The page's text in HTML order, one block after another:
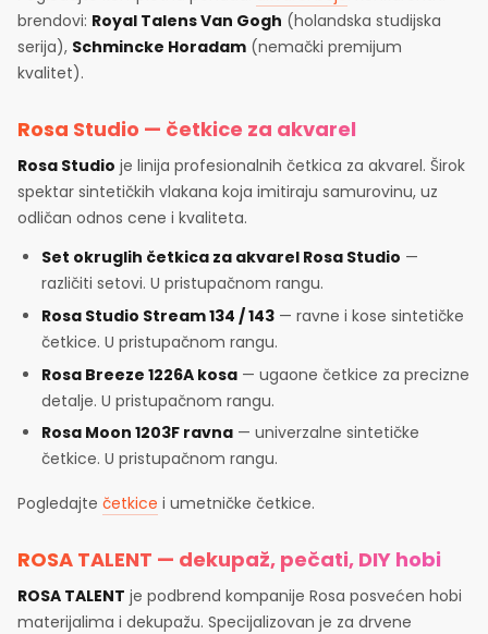
brendovi: Royal Talens Van Gogh (holandska studijska
serija), Schmincke Horadam (nemački premijum
kvalitet).
Rosa Studio — četkice za akvarel
Rosa Studio je linija profesionalnih četkica za akvarel. Širok
spektar sintetičkih vlakana koja imitiraju samurovinu, uz
odličan odnos cene i kvaliteta.
Set okruglih četkica za akvarel Rosa Studio —
različiti setovi. U pristupačnom rangu.
Rosa Studio Stream 134 / 143 — ravne i kose sintetičke
četkice. U pristupačnom rangu.
Rosa Breeze 1226A kosa — ugaone četkice za precizne
detalje. U pristupačnom rangu.
Rosa Moon 1203F ravna — univerzalne sintetičke
četkice. U pristupačnom rangu.
Pogledajte četkice i umetničke četkice.
ROSA TALENT — dekupaž, pečati, DIY hobi
ROSA TALENT je podbrend kompanije Rosa posvećen hobi
materijalima i dekupažu. Specijalizovan je za drvene